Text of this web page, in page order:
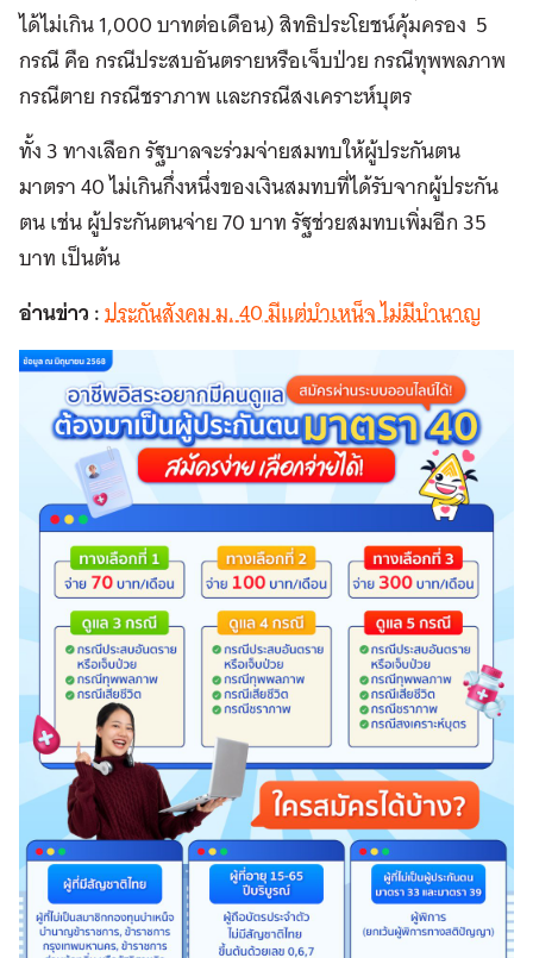
ได้ไม่เกิน 1,000 บาทต่อเดือน) สิทธิประโยชน์คุ้มครอง 5
กรณี คือ กรณีประสบอันตรายหรือเจ็บป่วย กรณีทุพพลภาพ
กรณีตาย กรณีชราภาพ และกรณีสงเคราะห์บุตร
ทั้ง 3 ทางเลือก รัฐบาลจะร่วมจ่ายสมทบให้ผู้ประกันตน
มาตรา 40 ไม่เกินกึ่งหนึ่งของเงินสมทบที่ได้รับจากผู้ประกัน
ตน เช่น ผู้ประกันตนจ่าย 70 บาท รัฐช่วยสมทบเพิ่มอีก 35
บาท เป็นต้น
อ่านข่าว :ประกันสังคม ม. 40 มีแต่บำเหน็จ ไม่มีบำนาญ